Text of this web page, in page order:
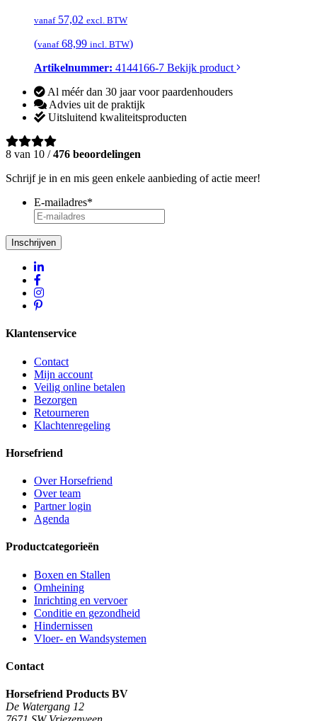
vanaf57,02 excl. BTW
(vanaf68,99 incl. BTW)
Artikelnummer: 4144166-7 Bekijk product
Al méér dan 30 jaar voor paardenhouders
Advies uit de praktijk
Uitsluitend kwaliteitsproducten
8 van 10 /476 beoordelingen
Schrijf je in en mis geen enkele aanbieding of actie meer!
E-mailadres*
Inschrijven
Klantenservice
Contact
Mijn account
Veilig online betalen
Bezorgen
Retourneren
Klachtenregeling
Horsefriend
Over Horsefriend
Over team
Partner login
Agenda
Productcategorieën
Boxen en Stallen
Omheining
Inrichting en vervoer
Conditie en gezondheid
Hindernissen
Vloer- en Wandsystemen
Contact
Horsefriend Products BV
De Watergang 12